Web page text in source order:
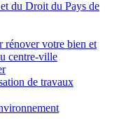
du Droit du Pays de
rénover votre bien et
centre-ville
de travaux